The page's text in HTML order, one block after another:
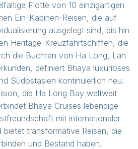
Flotte von 10 einzigartigen
Ein-Kabinen-Reisen, die auf
ausgelegt sind, bis hin
Heritage-Kreuzfahrtschiffen, die
die Buchten von Ha Long, Lan
definiert Bhaya luxuriöses
Südostasien kontinuierlich neu.
die Ha Long Bay weltweit
Bhaya Cruises lebendige
mit internationaler
bietet transformative Reisen, die
und Bestand haben.